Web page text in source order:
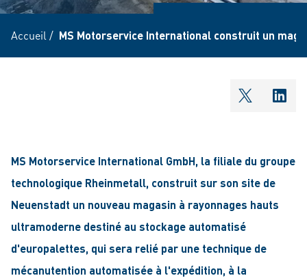
Accueil / MS Motorservice International construit un
MS Motorservice International GmbH, la filiale du groupe
technologique Rheinmetall, construit sur son site de
Neuenstadt un nouveau magasin à rayonnages hauts
ultramoderne destiné au stockage automatisé
d'europalettes, qui sera relié par une technique de
mécanutention automatisée à l'expédition, à la